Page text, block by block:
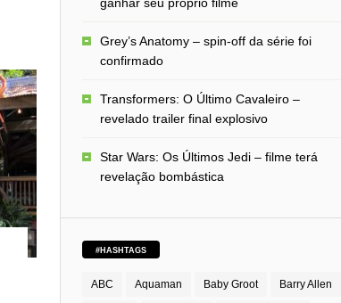
Grey’s Anatomy – spin-off da série foi
confirmado
Transformers: O Último Cavaleiro –
revelado trailer final explosivo
Star Wars: Os Últimos Jedi – filme terá
revelação bombástica
#HASHTAGS
ABC Aquaman Baby Groot Barry Allen